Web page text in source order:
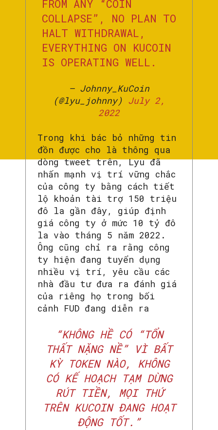
FROM ANY “COIN
COLLAPSE”, NO PLAN TO
HALT WITHDRAWAL,
EVERYTHING ON KUCOIN
IS OPERATING WELL.
— Johnny_KuCoin
(@lyu_johnny) July 2,
2022
Trong khi bác bỏ những tin
đồn được cho là thông qua
dòng tweet trên, Lyu đã
nhấn mạnh vị trí vững chắc
của công ty bằng cách tiết
lộ khoản tài trợ 150 triệu
đô la gần đây, giúp định
giá công ty ở mức 10 tỷ đô
la vào tháng 5 năm 2022.
Ông cũng chỉ ra rằng công
ty hiện đang tuyển dụng
nhiều vị trí, yêu cầu các
nhà đầu tư đưa ra đánh giá
của riêng họ trong bối
cảnh FUD đang diễn ra
“KHÔNG HỀ CÓ “TỔN
THẤT NẶNG NỀ” VÌ BẤT
KỲ TOKEN NÀO, KHÔNG
CÓ KẾ HOẠCH TẠM DỪNG
RÚT TIỀN, MỌI THỨ
TRÊN KUCOIN ĐANG HOẠT
ĐỘNG TỐT.”